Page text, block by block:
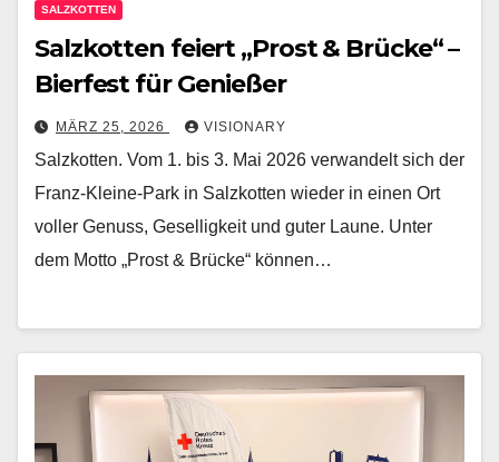
SALZKOTTEN
Salzkotten feiert „Prost & Brücke“ –
Bierfest für Genießer
MÄRZ 25, 2026 VISIONARY
Salzkotten. Vom 1. bis 3. Mai 2026 verwandelt sich der
Franz-Kleine-Park in Salzkotten wieder in einen Ort
voller Genuss, Geselligkeit und guter Laune. Unter
dem Motto „Prost & Brücke“ können…